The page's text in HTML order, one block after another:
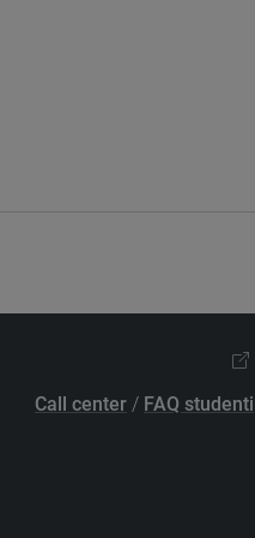
Call center / FAQ studenti